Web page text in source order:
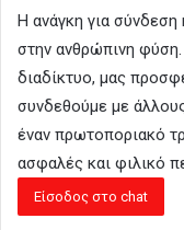
Η ανάγκη για σύνδεση
στην ανθρώπινη
διαδίκτυο, μας
συνδεθούμε με
έναν πρωτοποριακό
ασφαλές και φιλικό